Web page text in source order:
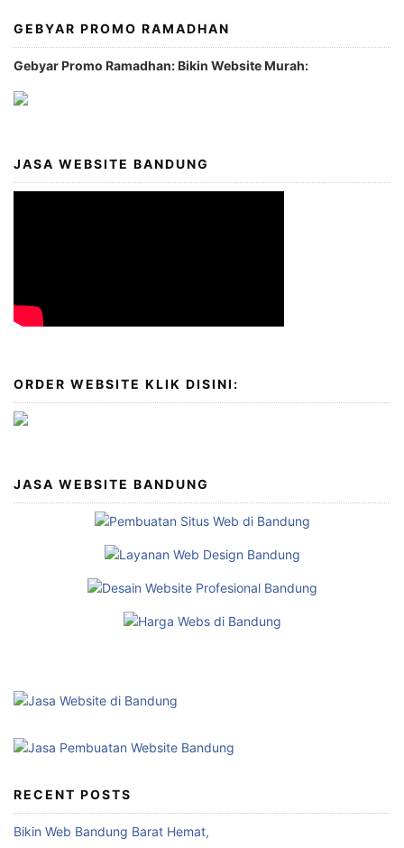
GEBYAR PROMO RAMADHAN
Gebyar Promo Ramadhan: Bikin Website Murah:
JASA WEBSITE BANDUNG
ORDER WEBSITE KLIK DISINI:
JASA WEBSITE BANDUNG
RECENT POSTS
Bikin Web Bandung Barat Hemat,